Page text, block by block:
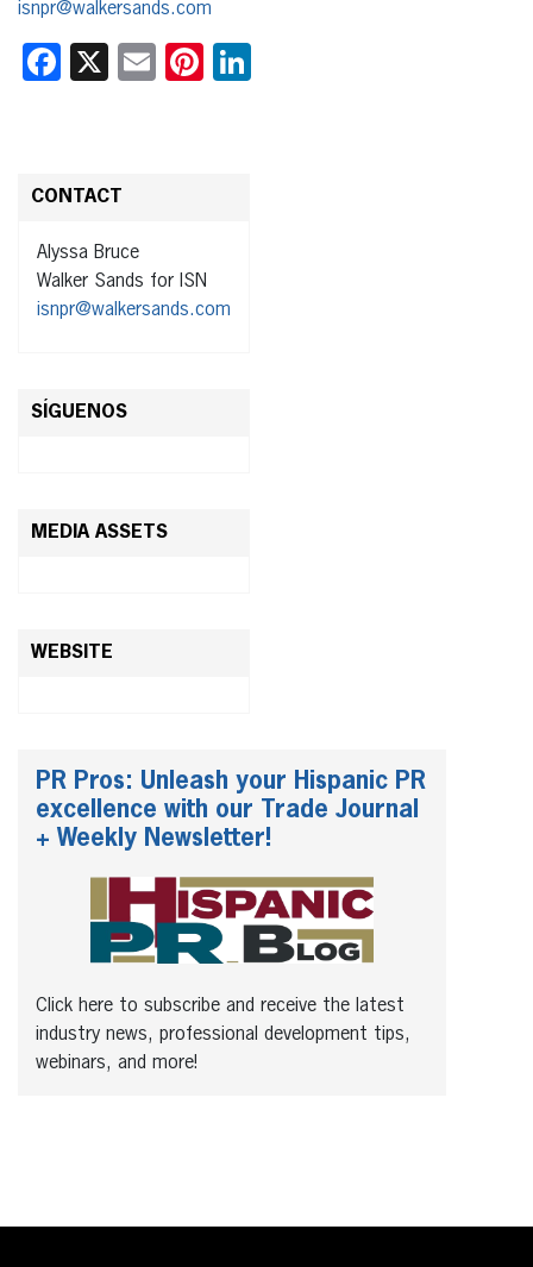
isnpr@walkersands.com
Facebook
X EmailPinterest
CONTACT
Alyssa Bruce
Walker Sands for ISN
isnpr@walkersands.com
SÍGUENOS
MEDIA ASSETS
WEBSITE
PR Pros: Unleash your Hispanic PR
excellence with our Trade Journal
+ Weekly Newsletter!
Click here to subscribe and receive the latest
industry news, professional development tips,
webinars, and more!